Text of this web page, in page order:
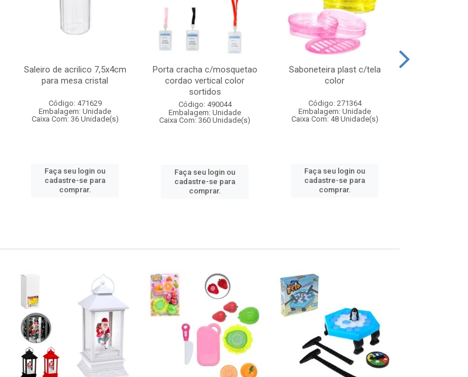
Saleiro de acrilico 7,5x4cm
para mesa cristal
Código: 471629
Embalagem: Unidade
Caixa Com: 36 Unidade(s)
Faça seu login ou
cadastre-se para
comprar.
Porta cracha c/mosquetao
cordao vertical color
sortidos
Código: 490044
Embalagem: Unidade
Caixa Com: 360 Unidade(s)
Faça seu login ou
cadastre-se para
comprar.
Saboneteira plast c/tela
color
Código: 271364
Embalagem: Unidade
Caixa Com: 48 Unidade(s)
Faça seu login ou
cadastre-se para
comprar.